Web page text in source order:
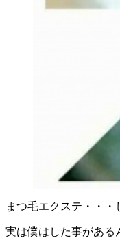
まつ毛エクステ・・・
実は僕はした事がある